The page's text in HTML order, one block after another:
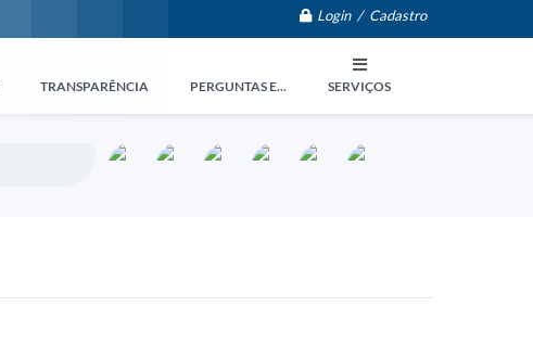
Login / Cadastro
TRANSPARÊNCIA PERGUNTAS E... SERVIÇOS